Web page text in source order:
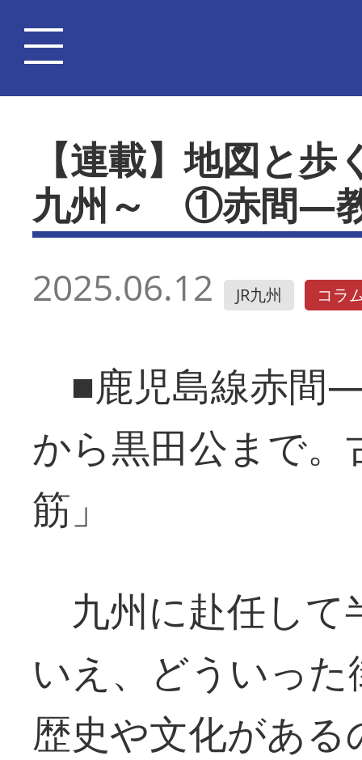
【連載】地図と
九州～ ①赤間―
2025.06.12 JR九州 コラ
■鹿児島線赤間
から黒田公まで
筋」
九州に赴任して
いえ、どういっ
歴史や文化があ